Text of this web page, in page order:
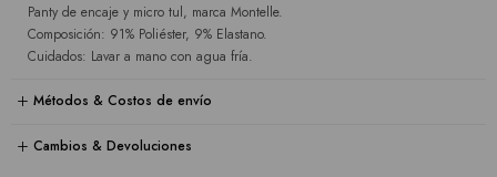
Panty de encaje y micro tul, marca Montelle.
Composición: 91% Poliéster, 9% Elastano.
Cuidados: Lavar a mano con agua fría.
Métodos & Costos de envío
Cambios & Devoluciones